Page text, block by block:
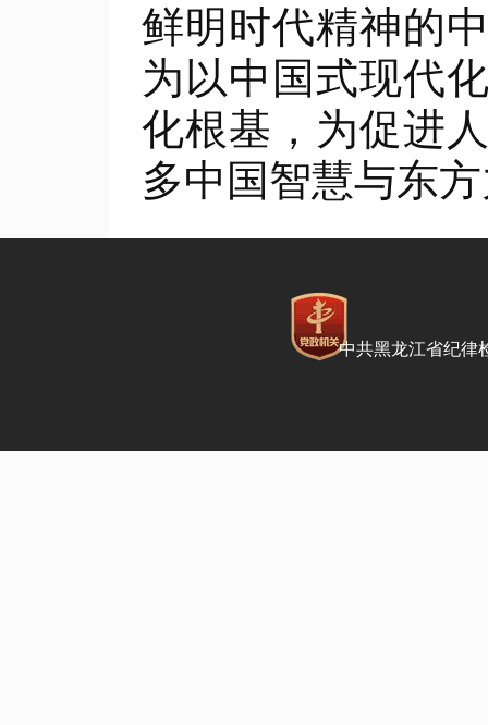
鲜明时代精神的
为以中国式现代
化根基，为促进
多中国智慧与东
中共黑龙江省纪律